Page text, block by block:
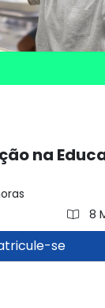
na
8
se